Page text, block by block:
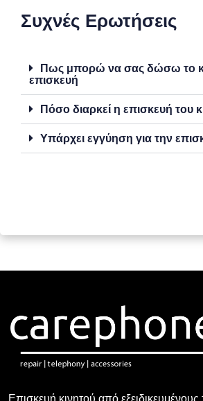
Συχνές Ερωτήσεις
Πως μπορώ να σας δώσω το
επισκευή
Πόσο διαρκεί η επισκευή του
Υπάρχει εγγύηση για την